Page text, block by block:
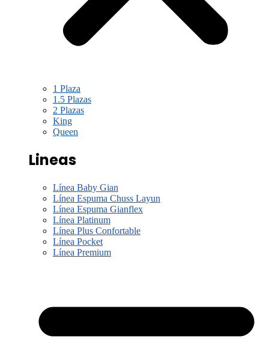
1 Plaza
1.5 Plazas
2 Plazas
King
Queen
Lineas
Línea Baby Gian
Línea Espuma Chuss Layun
Línea Espuma Gianflex
Línea Platinum
Línea Plus Confortable
Línea Pocket
Línea Premium